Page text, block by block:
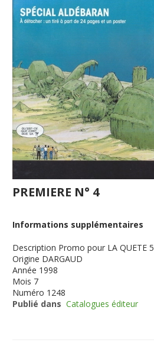
PREMIERE N° 4
Informations supplémentaires
Description Promo pour LA QUETE 5
Origine DARGAUD
Année 1998
Mois 7
Numéro 1248
Publié dans Catalogues éditeur